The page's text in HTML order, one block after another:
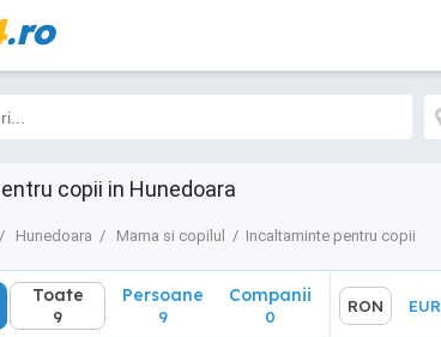
.ro
copii in Hunedoara
Hunedoara Mama si copilul Incaltaminte pentru copii
Toate
9
Toate
9
Persoane
9
Companii
0
RON EUR